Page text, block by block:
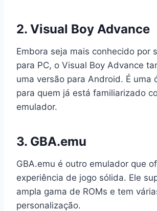
2. Visual Boy Advance
Embora seja mais conhecido por
para PC, o Visual Boy Advance
uma versão para Android. É uma
para quem já está familiarizado
emulador.
3. GBA.emu
GBA.emu é outro emulador que
experiência de jogo sólida. Ele
ampla gama de ROMs e tem
personalização.